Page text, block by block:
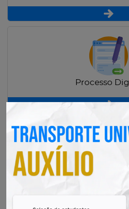
Processo
Radar